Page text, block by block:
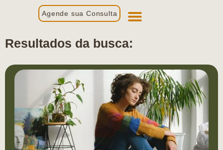
Agende sua Consulta
Resultados da busca: